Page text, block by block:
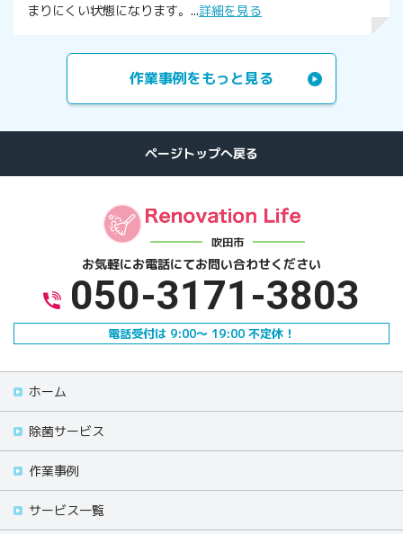
まりにくい状態になります。...詳細を見る
作業事例をもっと見る
吹田市
お気軽にお電話にてお問い合わせください
050-3171-3803
電話受付は 9:00～ 19:00 不定休！
ホーム
除菌サービス
作業事例
サービス一覧